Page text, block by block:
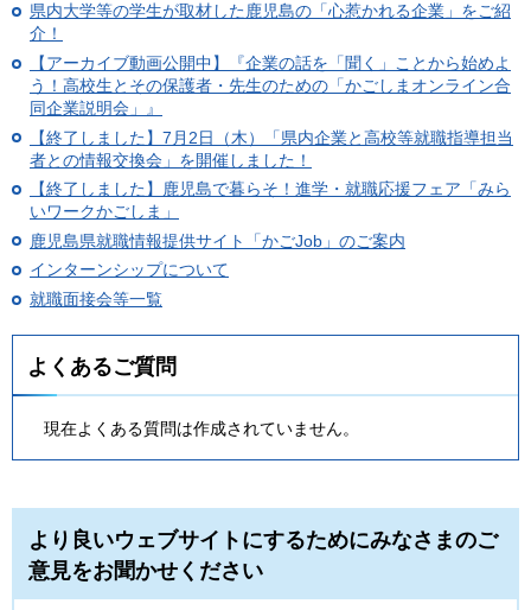
県内大学等の学生が取材した鹿児島の「心惹かれる企業」をご紹
介！
【アーカイブ動画公開中】『企業の話を「聞く」ことから始めよ
う！高校生とその保護者・先生のための「かごしまオンライン合
同企業説明会」』
【終了しました】7月2日（木）「県内企業と高校等就職指導担当
者との情報交換会」を開催しました！
【終了しました】鹿児島で暮らそ！進学・就職応援フェア「みら
いワークかごしま」
鹿児島県就職情報提供サイト「かごJob」のご案内
インターンシップについて
就職面接会等一覧
よくあるご質問
現在よくある質問は作成されていません。
より良いウェブサイトにするためにみなさまのご
意見をお聞かせください